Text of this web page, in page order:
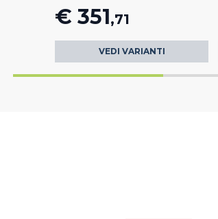
€ 351,71
VEDI VARIANTI